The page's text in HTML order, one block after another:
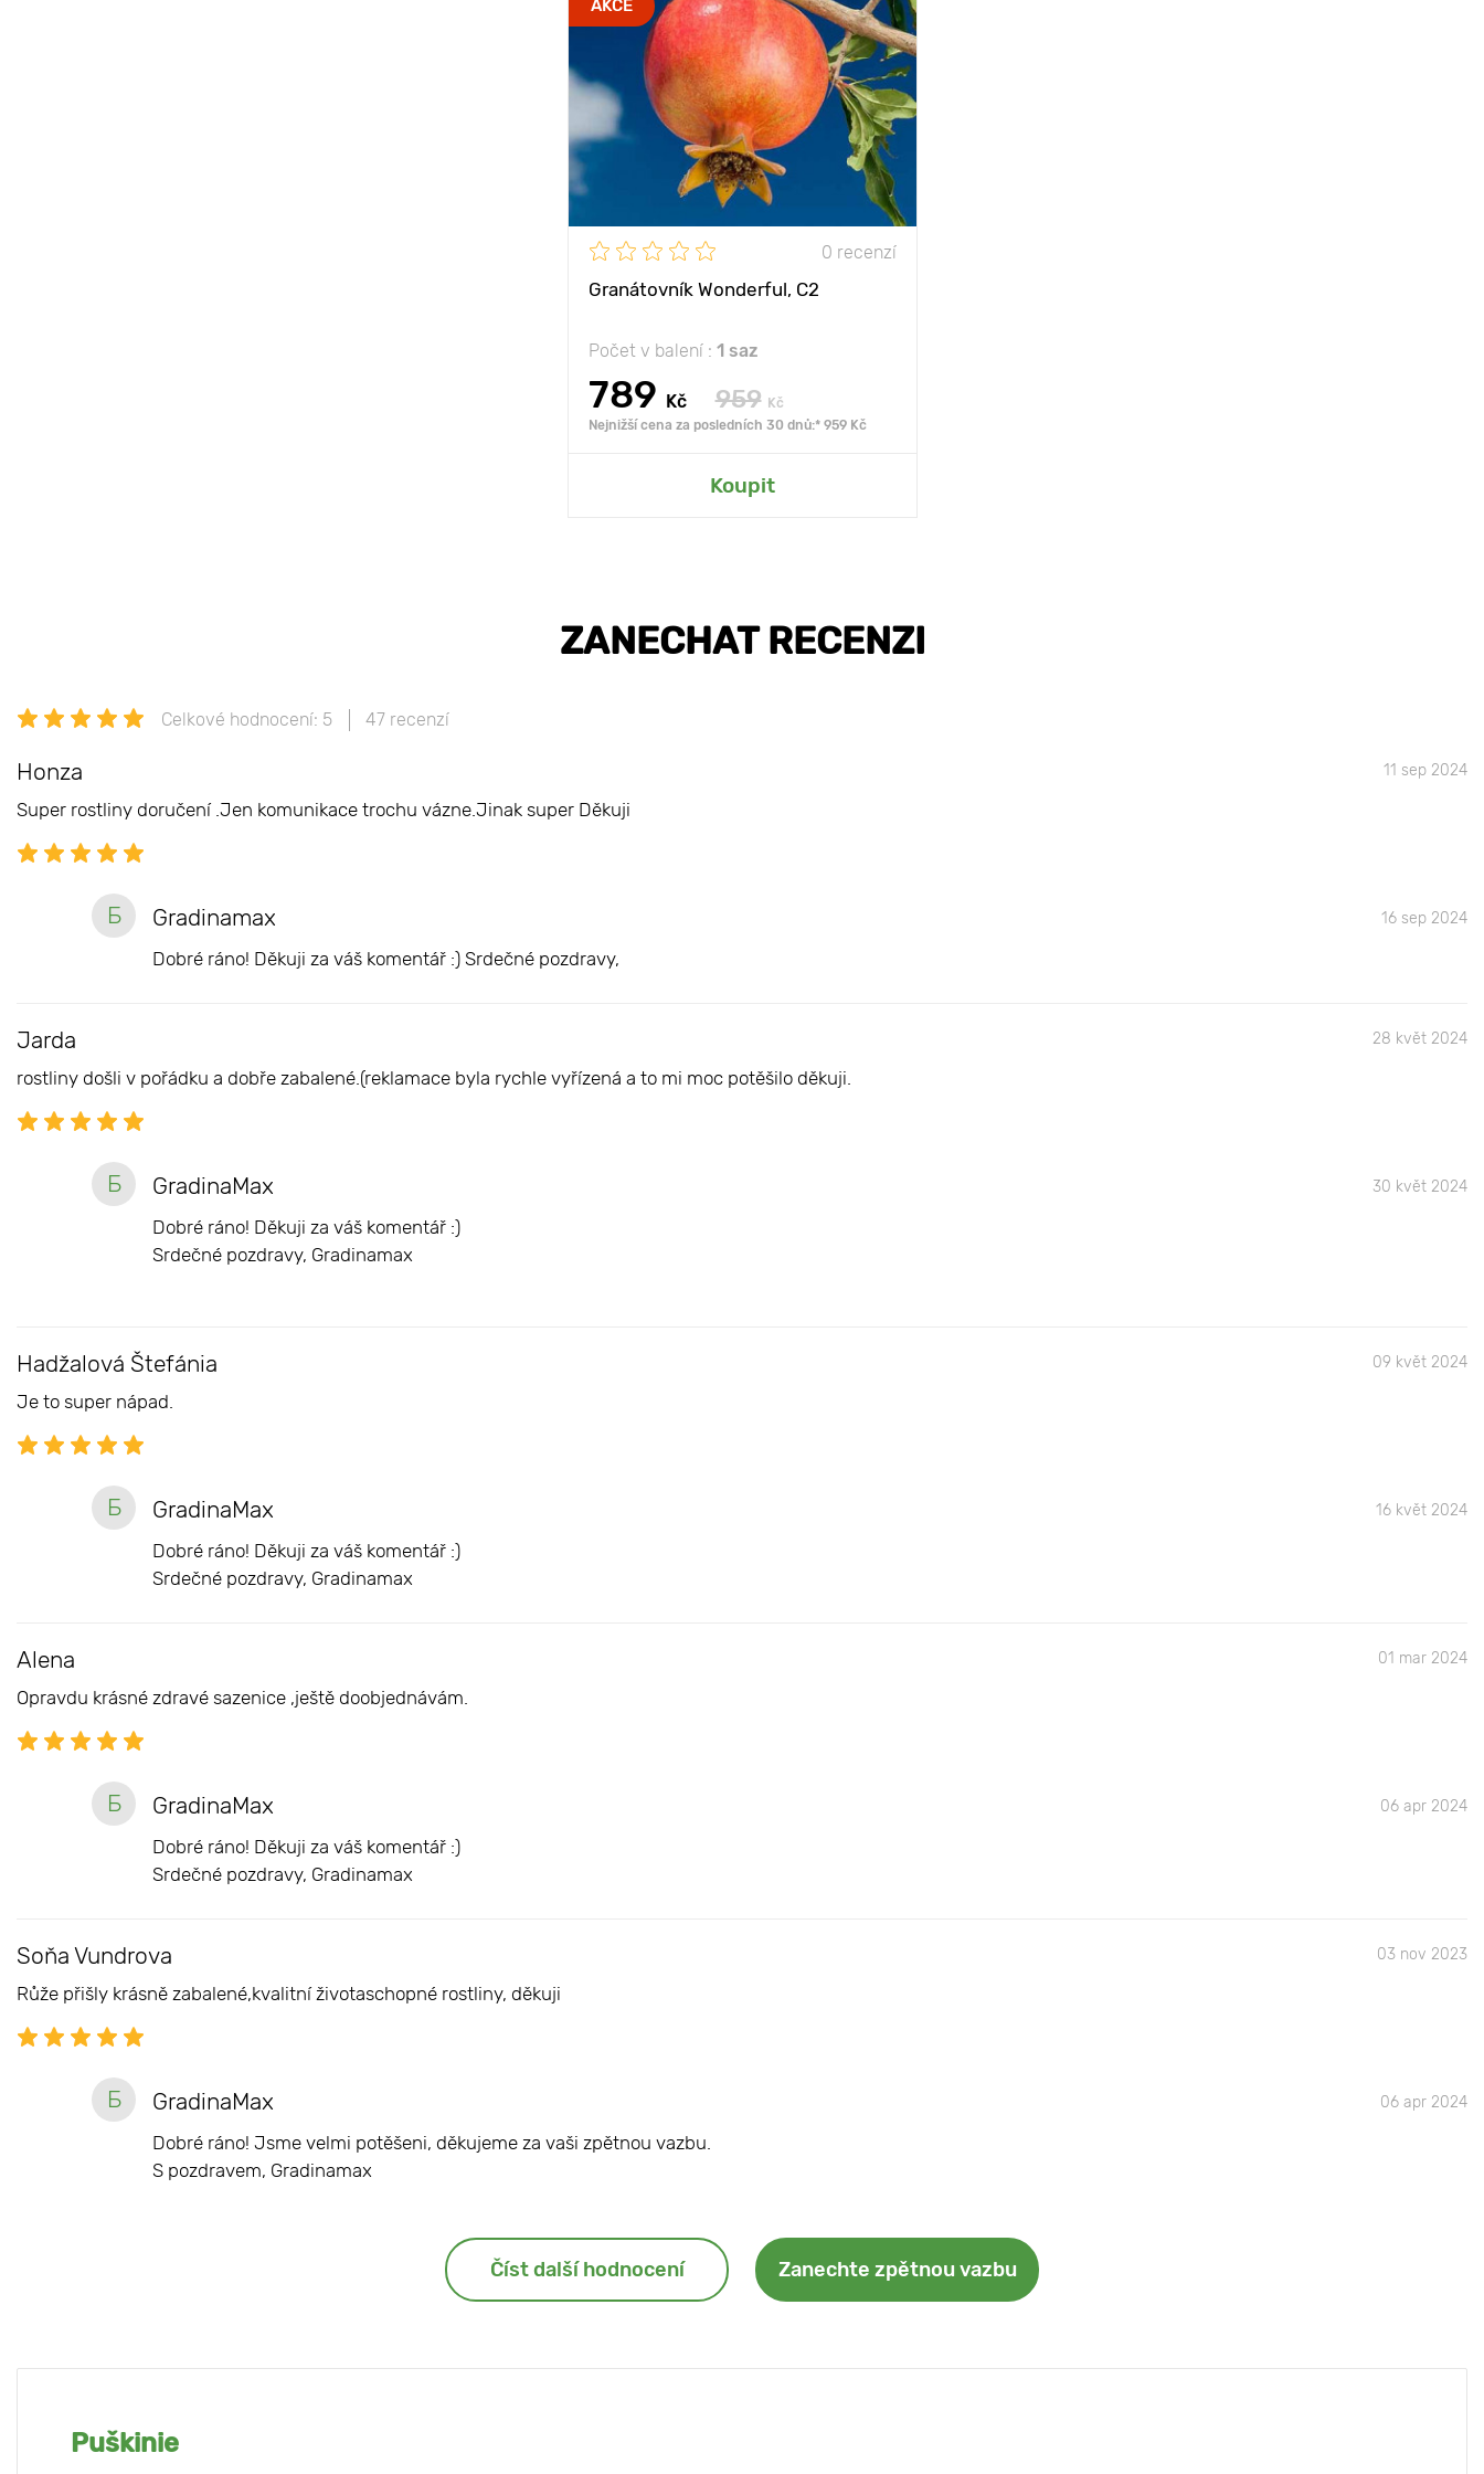
AKCE
0 recenzí
Granátovník Wonderful, С2
Počet v balení : 1 saz
789 Kč 959
Kč
Nejnižší cena za posledních 30 dnů:* 959 Kč
Koupit
ZANECHAT RECENZI
Celkové hodnocení: 5 47 recenzí
Honza 11 sep 2024
Super rostliny doručení .Jen komunikace trochu vázne.Jinak super Děkuji
Б Gradinamax 16 sep 2024
Dobré ráno! Děkuji za váš komentář :) Srdečné pozdravy,
Jarda 28 květ 2024
rostliny došli v pořádku a dobře zabalené.(reklamace byla rychle vyřízená a to mi moc potěšilo děkuji.
Б GradinaMax 30 květ 2024
Dobré ráno! Děkuji za váš komentář :)
Srdečné pozdravy, Gradinamax
Hadžalová Štefánia 09 květ 2024
Je to super nápad.
Б GradinaMax 16 květ 2024
Dobré ráno! Děkuji za váš komentář :)
Srdečné pozdravy, Gradinamax
Alena 01 mar 2024
Opravdu krásné zdravé sazenice ,ještě doobjednávám.
Б GradinaMax 06 apr 2024
Dobré ráno! Děkuji za váš komentář :)
Srdečné pozdravy, Gradinamax
Soňa Vundrova 03 nov 2023
Růže přišly krásně zabalené,kvalitní životaschopné rostliny, děkuji
Б GradinaMax 06 apr 2024
Dobré ráno! Jsme velmi potěšeni, děkujeme za vaši zpětnou vazbu.
S pozdravem, Gradinamax
Číst další hodnocení Zanechte zpětnou vazbu
Puškinie